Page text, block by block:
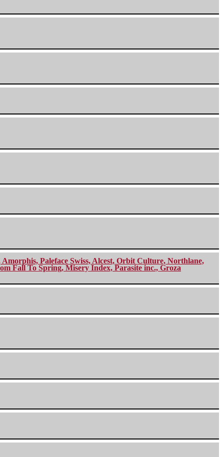
Paleface Swiss, Alcest, Orbit Culture, Northlane,
Fall To Spring, Misery Index, Parasite inc., Groza